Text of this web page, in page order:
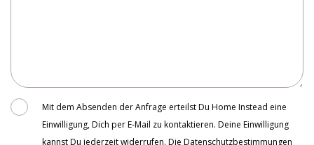
ConsentMit dem Absenden der Anfrage erteilst Du Home Instead eine
Einwilligung, Dich per E-Mail zu kontaktieren. Deine Einwilligung
kannst Du jederzeit widerrufen. Die Datenschutzbestimmungen